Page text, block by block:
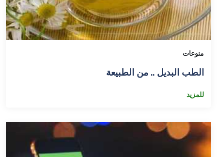
منوعات
الطب البديل .. من الطبيعة
للمزيد